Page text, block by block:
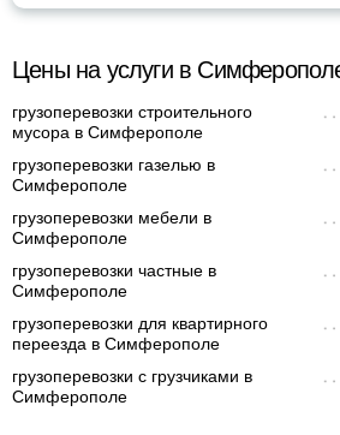
Цены на услуги в
грузоперевозки строительного
мусора в Симферополе
грузоперевозки газелью в
Симферополе
грузоперевозки мебели в
Симферополе
грузоперевозки частные в
Симферополе
грузоперевозки для квартирного
переезда в Симферополе
грузоперевозки с грузчиками в
Симферополе